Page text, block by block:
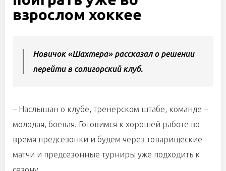
взрослом хоккее
Новичок «Шахтера» рассказал о решении
перейти в солигорский клуб.
– Наслышан о клубе, тренерском штабе, команде –
молодая, боевая. Готовимся к хорошей работе во
время предсезонки и будем через товарищеские
матчи и предсезонные турниры уже подходить к